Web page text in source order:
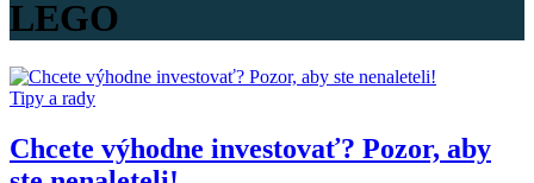
LEGO
Tipy a rady
Chcete výhodne investovať? Pozor, aby